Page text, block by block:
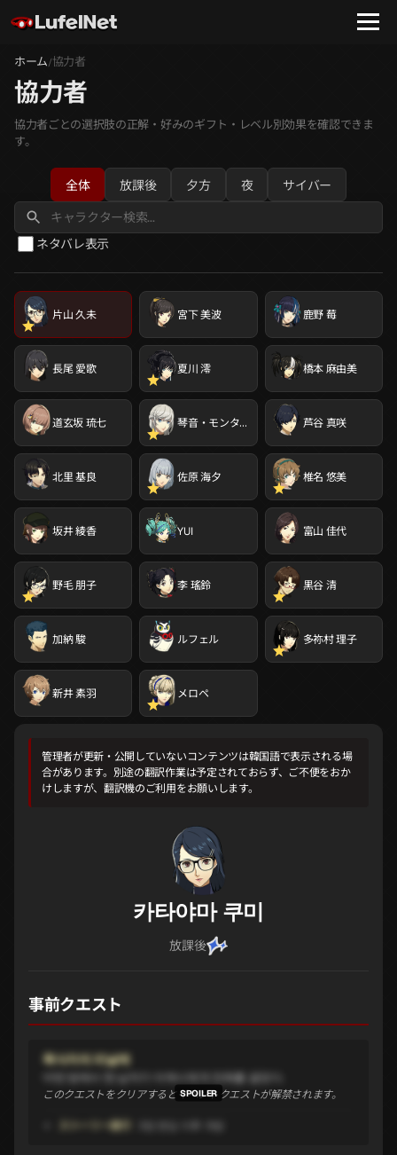
ホーム/協力者
協力者
協力者ごとの選択肢の正解・好みのギフト・レベル別効果を確認できま
す。
全体 放課後 夕方 夜 サイバー
ネタバレ表示
片山 久未 宮下 美波 鹿野 莓
長尾 愛歌 夏川 澪 橋本 麻由美
道玄坂 琉七 琴音・モンターニュ 芦谷 真咲
北里 基良 佐原 海夕 椎名 悠美
坂井 綾香 YUI 富山 佳代
野毛 朋子 李 瑤鈴 黒谷 清
加納 駿 ルフェル 多祢村 理子
新井 素羽 メロペ
管理者が更新・公開していないコンテンツは韓国語で表示される場
合があります。別途の翻訳作業は予定されておらず、ご不便をおか
けしますが、翻訳機のご利用をお願いします。
카타야마 쿠미
放課後
事前クエスト
폭식자의 피날레
어떤 방에서 한 남자가 아케시에게 전화를 걸었다.
このクエストをクリアするとイベントクエストが解禁されます。
ストーリー進行